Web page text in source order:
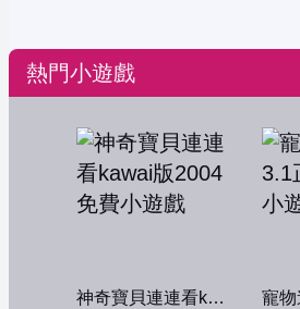
熱門小遊戲
神奇寶貝連連看kawai版2004